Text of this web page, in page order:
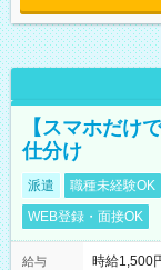
【スマホだけ
仕分け
派遣 職種未経験OK
WEB登録・面接OK
給与 時給1,500